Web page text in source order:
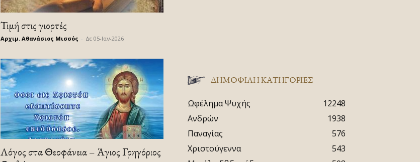
Τιμή στις γιορτές
Αρχιμ. Αθανάσιος Μισσός Δε 05-Ιαν-2026
Λόγος στα Θεοφάνεια – Άγιος Γρηγόριος
ΔΗΜΟΦΙΛΗ ΚΑΤΗΓΟΡΙΕΣ
Ωφέλημα Ψυχής
12248
Ανδρών
1938
Παναγίας
576
Χριστούγεννα
543